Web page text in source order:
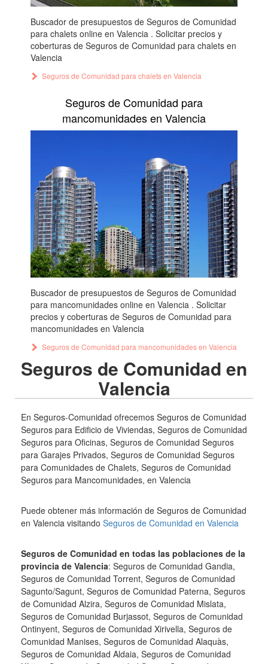
Buscador de presupuestos de Seguros de Comunidad
para chalets online en Valencia . Solicitar precios y
coberturas de Seguros de Comunidad para chalets en
Valencia
Seguros de Comunidad para chalets en Valencia
Seguros de Comunidad para
mancomunidades en Valencia
Buscador de presupuestos de Seguros de Comunidad
para mancomunidades online en Valencia . Solicitar
precios y coberturas de Seguros de Comunidad para
mancomunidades en Valencia
Seguros de Comunidad para mancomunidades en Valencia
Seguros de Comunidad en
Valencia
En Seguros-Comunidad ofrecemos Seguros de Comunidad
Seguros para Edificio de Viviendas, Seguros de Comunidad
Seguros para Oficinas, Seguros de Comunidad Seguros
para Garajes Privados, Seguros de Comunidad Seguros
para Comunidades de Chalets, Seguros de Comunidad
Seguros para Mancomunidades, en Valencia
Puede obtener más información de Seguros de Comunidad
en Valencia visitando Seguros de Comunidad en Valencia
Seguros de Comunidad en todas las poblaciones de la
provincia de Valencia: Seguros de Comunidad Gandia,
Seguros de Comunidad Torrent, Seguros de Comunidad
Sagunto/Sagunt, Seguros de Comunidad Paterna, Seguros
de Comunidad Alzira, Seguros de Comunidad Mislata,
Seguros de Comunidad Burjassot, Seguros de Comunidad
Ontinyent, Seguros de Comunidad Xirivella, Seguros de
Comunidad Manises, Seguros de Comunidad Alaquàs,
Seguros de Comunidad Aldaia, Seguros de Comunidad